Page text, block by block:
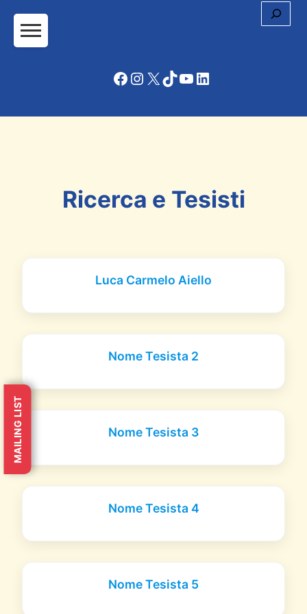
Facebook
Instagram
X TikTok
YouTube
LinkedIn
Ricerca e Tesisti
Luca Carmelo Aiello
Nome Tesista 2
Nome Tesista 3
Nome Tesista 4
Nome Tesista 5
MAILING LIST